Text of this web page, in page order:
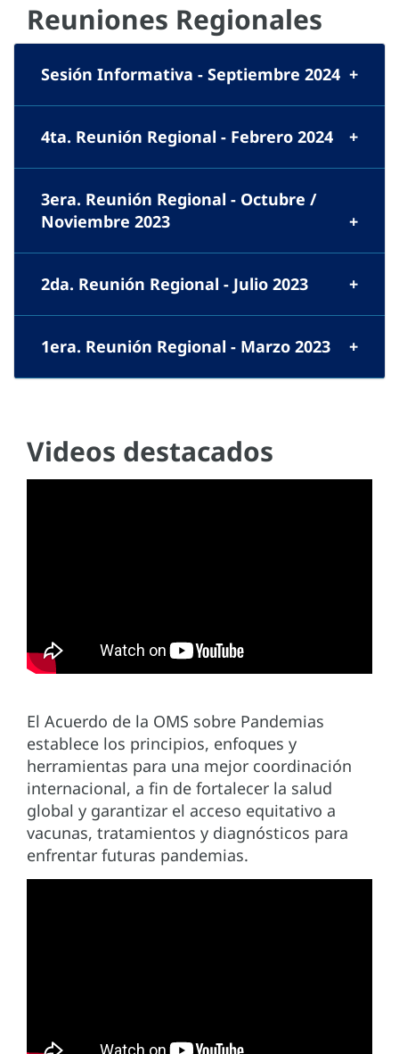
Reuniones Regionales
Sesión Informativa - Septiembre 2024
4ta. Reunión Regional - Febrero 2024
3era. Reunión Regional - Octubre /
Noviembre 2023
2da. Reunión Regional - Julio 2023
1era. Reunión Regional - Marzo 2023
Videos destacados
El Acuerdo de la OMS sobre Pandemias
establece los principios, enfoques y
herramientas para una mejor coordinación
internacional, a fin de fortalecer la salud
global y garantizar el acceso equitativo a
vacunas, tratamientos y diagnósticos para
enfrentar futuras pandemias.